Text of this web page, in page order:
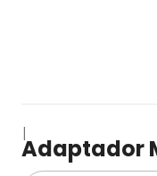
|
Adaptador